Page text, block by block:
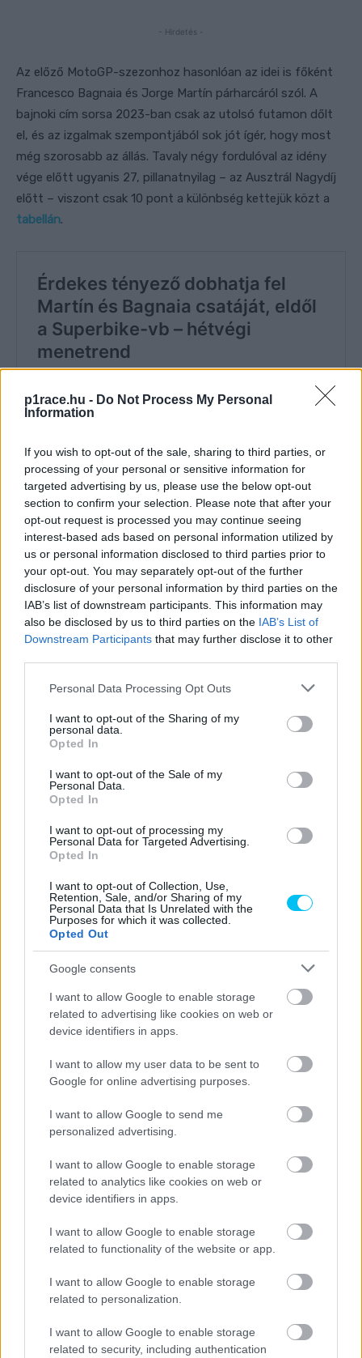
p1race.hu - Do Not Process My Personal
Information
If you wish to opt-out of the sale, sharing to third parties, or
processing of your personal or sensitive information for
targeted advertising by us, please use the below opt-out
section to confirm your selection. Please note that after your
opt-out request is processed you may continue seeing
interest-based ads based on personal information utilized by
us or personal information disclosed to third parties prior to
your opt-out. You may separately opt-out of the further
disclosure of your personal information by third parties on the
IAB’s list of downstream participants. This information may
also be disclosed by us to third parties on the IAB’s List of
Downstream Participants that may further disclose it to other
Please note that this website/app uses one or more Google
not limited to your visit or usage behaviour. You may click to
grant or deny consent to Google and its third-party tags to
use your data for below specified purposes in below Google
consent section.
Personal Data Processing Opt Outs
I want to opt-out of the Sharing of my
personal data.
Opted In
I want to opt-out of the Sale of my
Personal Data.
Opted In
I want to opt-out of processing my
Personal Data for Targeted Advertising.
Opted In
I want to opt-out of Collection, Use,
Retention, Sale, and/or Sharing of my
Personal Data that Is Unrelated with the
Purposes for which it was collected.
Opted Out
Google consents
I want to allow Google to enable storage
related to advertising like cookies on web or
device identifiers in apps.
I want to allow my user data to be sent to
Google for online advertising purposes.
I want to allow Google to send me
personalized advertising.
I want to allow Google to enable storage
related to analytics like cookies on web or
device identifiers in apps.
I want to allow Google to enable storage
related to functionality of the website or app.
I want to allow Google to enable storage
related to personalization.
I want to allow Google to enable storage
related to security, including authentication
- Hirdetés -
Az előző MotoGP-szezonhoz hasonlóan az idei is főként
Francesco Bagnaia és Jorge Martín párharcáról szól. A
bajnoki cím sorsa 2023-ban csak az utolsó futamon dőlt
el, és az izgalmak szempontjából sok jót ígér, hogy most
még szorosabb az állás. Tavaly négy fordulóval az idény
vége előtt ugyanis 27, pillanatnyilag – az Ausztrál Nagydíj
előtt – viszont csak 10 pont a különbség kettejük közt a
tabellán.
Viszont van egy másik jelentős különbség is: tavaly ilyekor
Bagnaia, most pedig Martín áll az élen. A spanyol pilóta
tehát idénre feljebb tudta tenni a lécet. A csütörtöki
sajtótájékoztatón pont ezért arról kérdezték meg a
címvédőt, hogy szerinte riválisa miben változott meg
„Azt hiszem, a legnagyobb különbség a tavalyi idényhez
képest az, hogy idén sokkal jobban kezdte a szezont –
válaszoltaBagnaia. – A pontokat tekintve szinte mindig ő
állt az élen. Többé-kevésbé eddig végig vezetett, kivéve
Sachsenringet és Spielberget, ahol néhány ponttal én
kerültem az élre. Eléggé konzisztens teljesítményt
nyújtott, ebben jobb volt, mint én. Hiszen nekünk volt
néhány szerencsétlen helyzetünk az összeérésekkel, illetve
a motorral kapcsolatos problémákkal.”
„De azt hiszem, hogy amiben [a legtöbbet] fejlődött, az
az, hogy most már tisztában van vele, hogy nyerhet,
tudja, hogy képes igazán versenyképes lenni – tette
hozzá. – És szerintem ez óriási különbséget jelent. Én ezt
MotoGP-futamomat, majd amikor 2021-ben először
küzdöttem a bajnoki címért. Ez hatalmas változást tud
eredményezni. De ami [a bajnoki versenyfutás] mentális
oldalát illeti, azt hiszem, azt nem fogod teljesen
megérteni, amíg a szezon legvégére nem érsz.”